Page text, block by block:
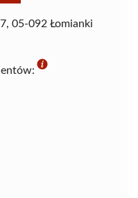
05-092 Łomianki